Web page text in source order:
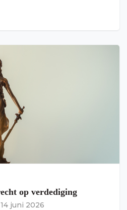
op verdediging
14 juni 2026